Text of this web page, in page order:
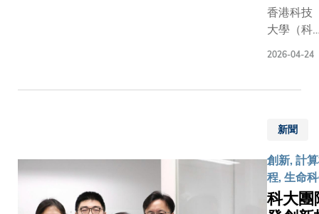
式。新系
的臨床應
能為RNA
斷開闢新
升快速傳
確度，促
抗病毒治
發展等。
香港科技
大學（科
中，傳統
略主要作
用於薄膜
表面，難
2026-04-24
新聞
創新, 計
程, 生命
科大團